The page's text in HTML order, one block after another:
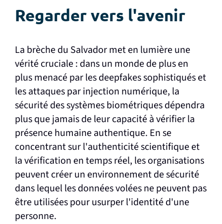
Regarder vers l'avenir
La brèche du Salvador met en lumière une
vérité cruciale : dans un monde de plus en
plus menacé par les deepfakes sophistiqués et
les attaques par injection numérique, la
sécurité des systèmes biométriques dépendra
plus que jamais de leur capacité à vérifier la
présence humaine authentique. En se
concentrant sur l'authenticité scientifique et
la vérification en temps réel, les organisations
peuvent créer un environnement de sécurité
dans lequel les données volées ne peuvent pas
être utilisées pour usurper l'identité d'une
personne.